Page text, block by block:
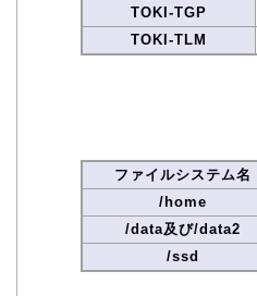
TOKI-TGP
TOKI-TLM
ファイルシステム名
/home
/data及び/data2
/ssd